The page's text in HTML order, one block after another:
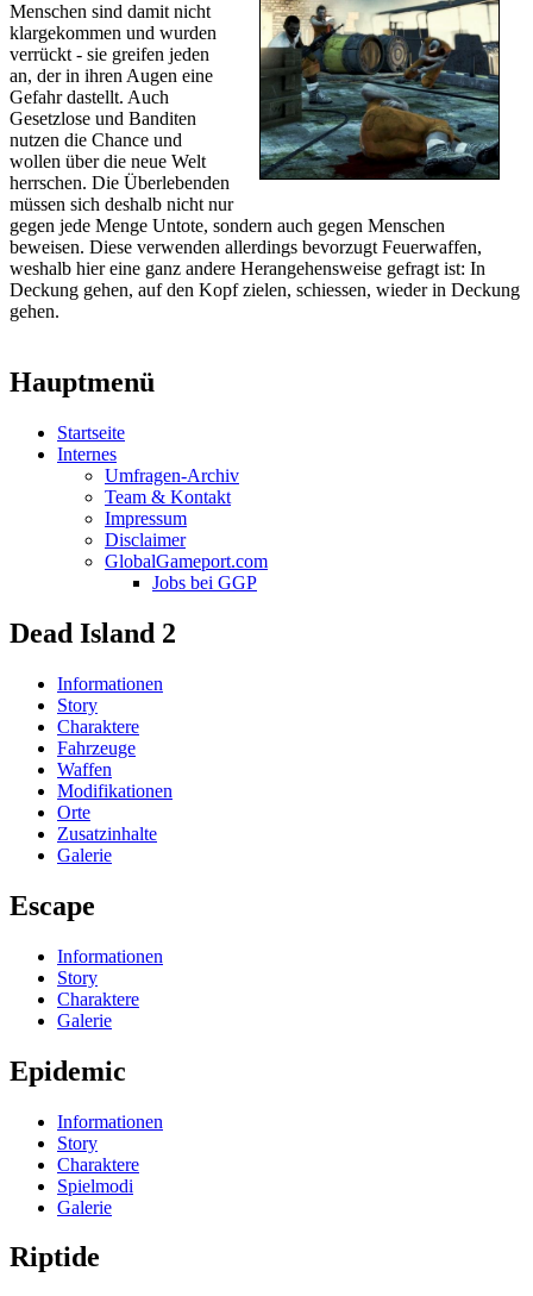
Menschen sind damit nicht
klargekommen und wurden
verrückt - sie greifen jeden
an, der in ihren Augen eine
Gefahr dastellt. Auch
Gesetzlose und Banditen
nutzen die Chance und
wollen über die neue Welt
herrschen. Die Überlebenden
müssen sich deshalb nicht nur
gegen jede Menge Untote, sondern auch gegen Menschen
beweisen. Diese verwenden allerdings bevorzugt Feuerwaffen,
weshalb hier eine ganz andere Herangehensweise gefragt ist: In
Deckung gehen, auf den Kopf zielen, schiessen, wieder in Deckung
gehen.
Hauptmenü
Startseite
Internes
Umfragen-Archiv
Team & Kontakt
Impressum
Disclaimer
GlobalGameport.com
Jobs bei GGP
Dead Island 2
Informationen
Story
Charaktere
Fahrzeuge
Waffen
Modifikationen
Orte
Zusatzinhalte
Galerie
Escape
Informationen
Story
Charaktere
Galerie
Epidemic
Informationen
Story
Charaktere
Spielmodi
Galerie
Riptide